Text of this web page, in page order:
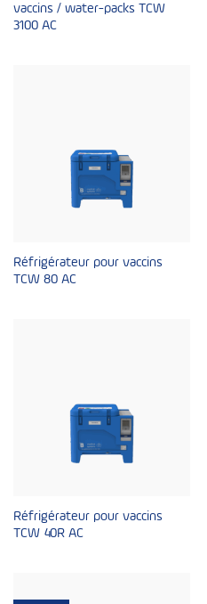
vaccins / water-packs TCW
3100 AC
Réfrigérateur pour vaccins
TCW 80 AC
Réfrigérateur pour vaccins
TCW 40R AC